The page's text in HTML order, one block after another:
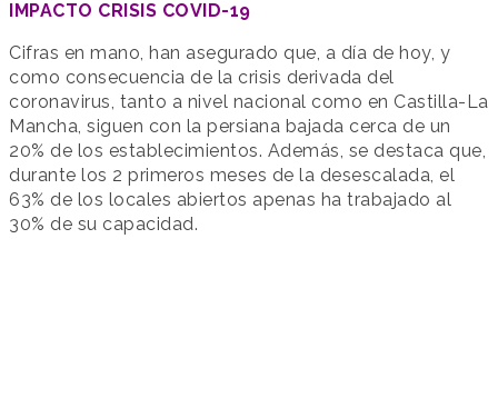
IMPACTO CRISIS COVID-19
Cifras en mano, han asegurado que, a día de hoy, y
como consecuencia de la crisis derivada del
coronavirus, tanto a nivel nacional como en Castilla-La
Mancha, siguen con la persiana bajada cerca de un
20% de los establecimientos. Además, se destaca que,
durante los 2 primeros meses de la desescalada, el
63% de los locales abiertos apenas ha trabajado al
30% de su capacidad.